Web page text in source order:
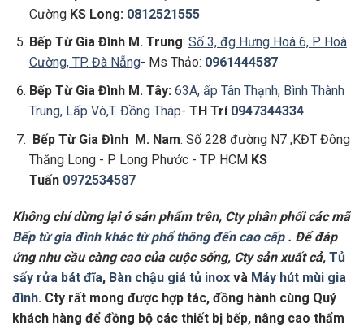
Cường KS Long: 0812521555
Bếp Từ Gia ĐìnhM. Trung: Số 3, đg Hưng Hoá 6, P. Hoà
Cường, TP. Đà Nẵng- Ms Thảo: 0961444587
Bếp Từ Gia ĐìnhM. Tây: 63A, ấp Tân Thạnh, Bình Thành
Trung, Lấp Vò,T. Đồng Tháp- TH Trí 0947344334
Bếp Từ Gia ĐìnhM. Nam: Số 228 đường N7 ,KĐT Đông
Thăng Long - P Long Phước - TP HCMKS
Tuấn 0972534587
Không chỉ dừng lại ở sản phẩm trên, Cty phân phối các mã
Bếp từ gia đình khác từ phổ thông đến cao cấp. Để đáp
ứng nhu cầu càng cao của cuộc sống, Cty sản xuất cả, Tủ
sấy rửa bát đĩa, Bàn chậu giá tủ inox và Máy hút mùi gia
đình. Cty rất mong được hợp tác, đồng hành cùng Quý
khách hàng để đồng bộ các thiết bị bếp, nâng cao thẩm